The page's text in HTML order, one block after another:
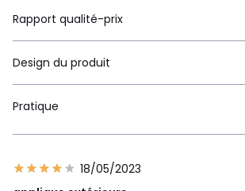
Rapport qualité-prix
Design du produit
Pratique
18/05/2023